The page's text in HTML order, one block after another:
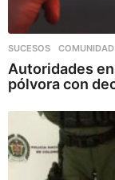
SUCESOS ,COMUNIDAD
Autoridades
pólvora con